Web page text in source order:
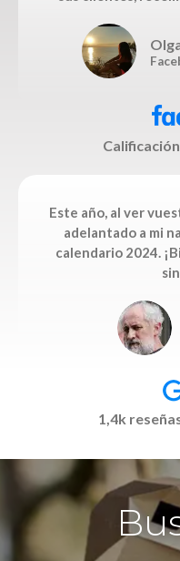
Calificación
Este año, al ver
adelantado a mi
calendario 2024.
1,4k